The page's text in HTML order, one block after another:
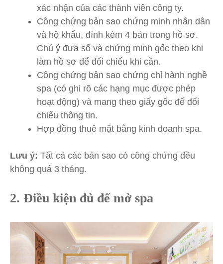
xác nhận của các thành viên công ty.
Công chứng bản sao chứng minh nhân dân
và hộ khẩu, đính kèm 4 bản trong hồ sơ.
Chú ý đưa sổ và chứng minh gốc theo khi
làm hồ sơ để đối chiếu khi cần.
Công chứng bản sao chứng chỉ hành nghề
spa (có ghi rõ các hạng mục được phép
hoạt động) và mang theo giấy gốc để đối
chiếu thông tin.
Hợp đồng thuê mặt bằng kinh doanh spa.
Lưu ý: Tất cả các bản sao có công chứng đều
không quá 3 tháng.
2. Điều kiện đủ để mở spa